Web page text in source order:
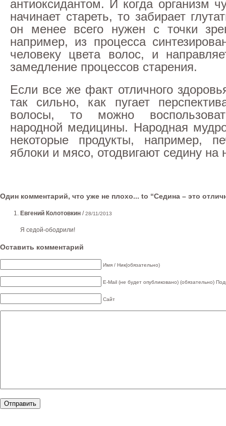
антиоксидантом. И когда организм
начинает стареть, то забирает
он менее всего нужен с точки
например, из процесса
человеку цвета волос, и
замедление процессов старения.
Если все же факт отличного
так сильно, как пугает
волосы, то можно
народной медицины. Народная
некоторые продукты, например,
яблоки и мясо, отодвигают седину на
Один комментарий, что уже не плохо... to “Седина – это
Евгений Колотовкин /28/11/2013
Я седой-ободрили!
Оставить комментарий
Имя / Ник(обязательно)
E-Mail (не будет опубликовано) (обязательно)
Сайт